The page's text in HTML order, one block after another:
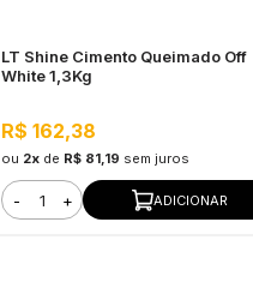
LT Shine Cimento Queimado Off
White 1,3Kg
R$ 162,38
ou 2x de R$ 81,19 sem juros
- + ADICIONAR